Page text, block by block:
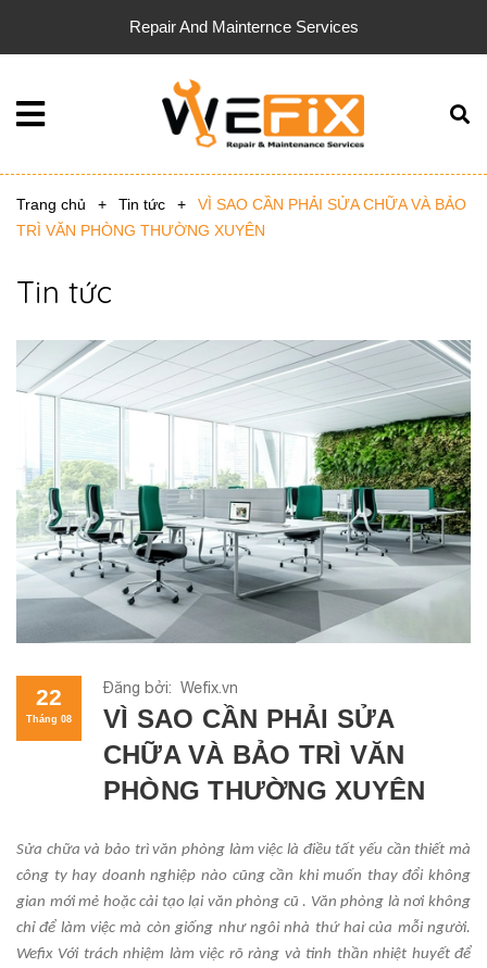
Repair And Mainternce Services
Trang chủ + Tin tức +
VÌ SAO CẦN PHẢI SỬA CHỮA VÀ BẢO
TRÌ VĂN PHÒNG THƯỜNG XUYÊN
Tin tức
22
Tháng 08
Đăng bởi: Wefix.vn
VÌ SAO CẦN PHẢI SỬA
CHỮA VÀ BẢO TRÌ VĂN
PHÒNG THƯỜNG XUYÊN
Sửa chữa và bảo trì văn phòng làm việc là điều tất yếu cần thiết mà
công ty hay doanh nghiệp nào cũng cần khi muốn thay đổi không
gian mới mẻ hoặc cải tạo lại văn phòng cũ . Văn phòng là nơi không
chỉ để làm việc mà còn giống như ngôi nhà thứ hai của mỗi người.
Wefix Với trách nhiệm làm việc rõ ràng và tinh thần nhiệt huyết để